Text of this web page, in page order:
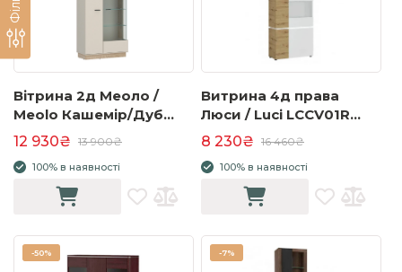
Вітрина 2д Меоло /
Meolo Кашемір/Дуб
Кремона MLLV01
12 930₴ 13 900₴
100% в наявності
Витрина 4д права
Люси / Luci LCCV01R
Дуб артисан/
альпійський білий
8 230₴ 16 460₴
100% в наявності
-50% -7%